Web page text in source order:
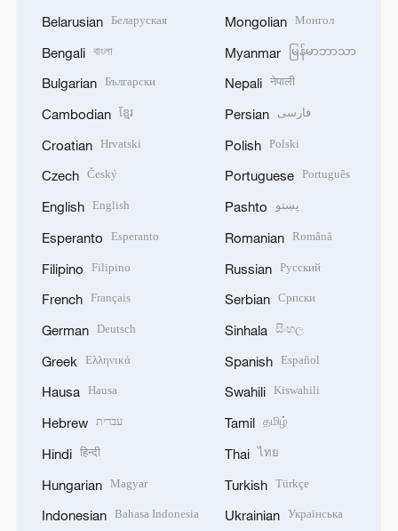
Belarusian Беларуская
Bengali বাংলা
Bulgarian Български
Cambodian ខ្មែរ
Croatian Hrvatski
Czech Český
English English
Esperanto Esperanto
Filipino Filipino
French Français
German Deutsch
Greek Ελληνικά
Hausa Hausa
Hebrew עברית
Hindi हिन्दी
Hungarian Magyar
Indonesian Bahasa Indonesia
Mongolian Монгол
Myanmar မြန်မာဘာသာ
Nepali नेपाली
Persian فارسی
Polish Polski
Portuguese Português
Pashto پښتو
Romanian Română
Russian Русский
Serbian Српски
Sinhala සිංහල
Spanish Español
Swahili Kiswahili
Tamil தமிழ்
Thai ไทย
Turkish Türkçe
Ukrainian Українська